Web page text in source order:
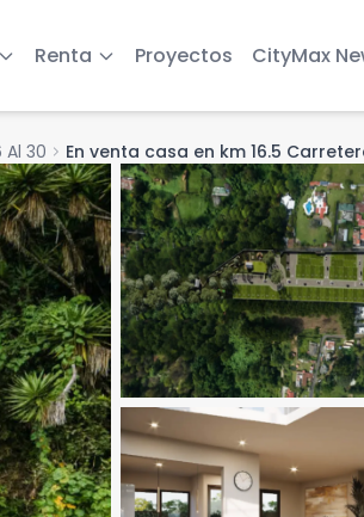
Renta Proyectos CityMax
Al 30 chevron_right En venta casa en km 16.5